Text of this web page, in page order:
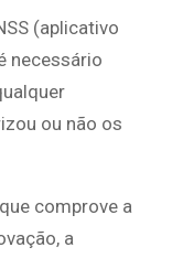
(aplicativo
necessário
ou não os
comprove a
a